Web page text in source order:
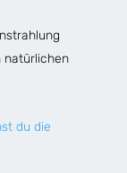
natürlichen
du die